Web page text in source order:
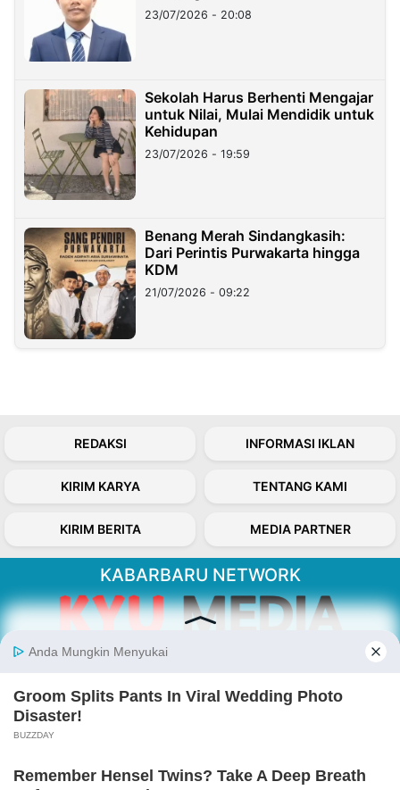
23/07/2026 - 20:08
Sekolah Harus Berhenti Mengajar
untuk Nilai, Mulai Mendidik untuk
Kehidupan
23/07/2026 - 19:59
Benang Merah Sindangkasih:
Dari Perintis Purwakarta hingga
KDM
21/07/2026 - 09:22
REDAKSI INFORMASI IKLAN
KIRIM KARYA TENTANG KAMI
KIRIM BERITA MEDIA PARTNER
KABARBARU NETWORK